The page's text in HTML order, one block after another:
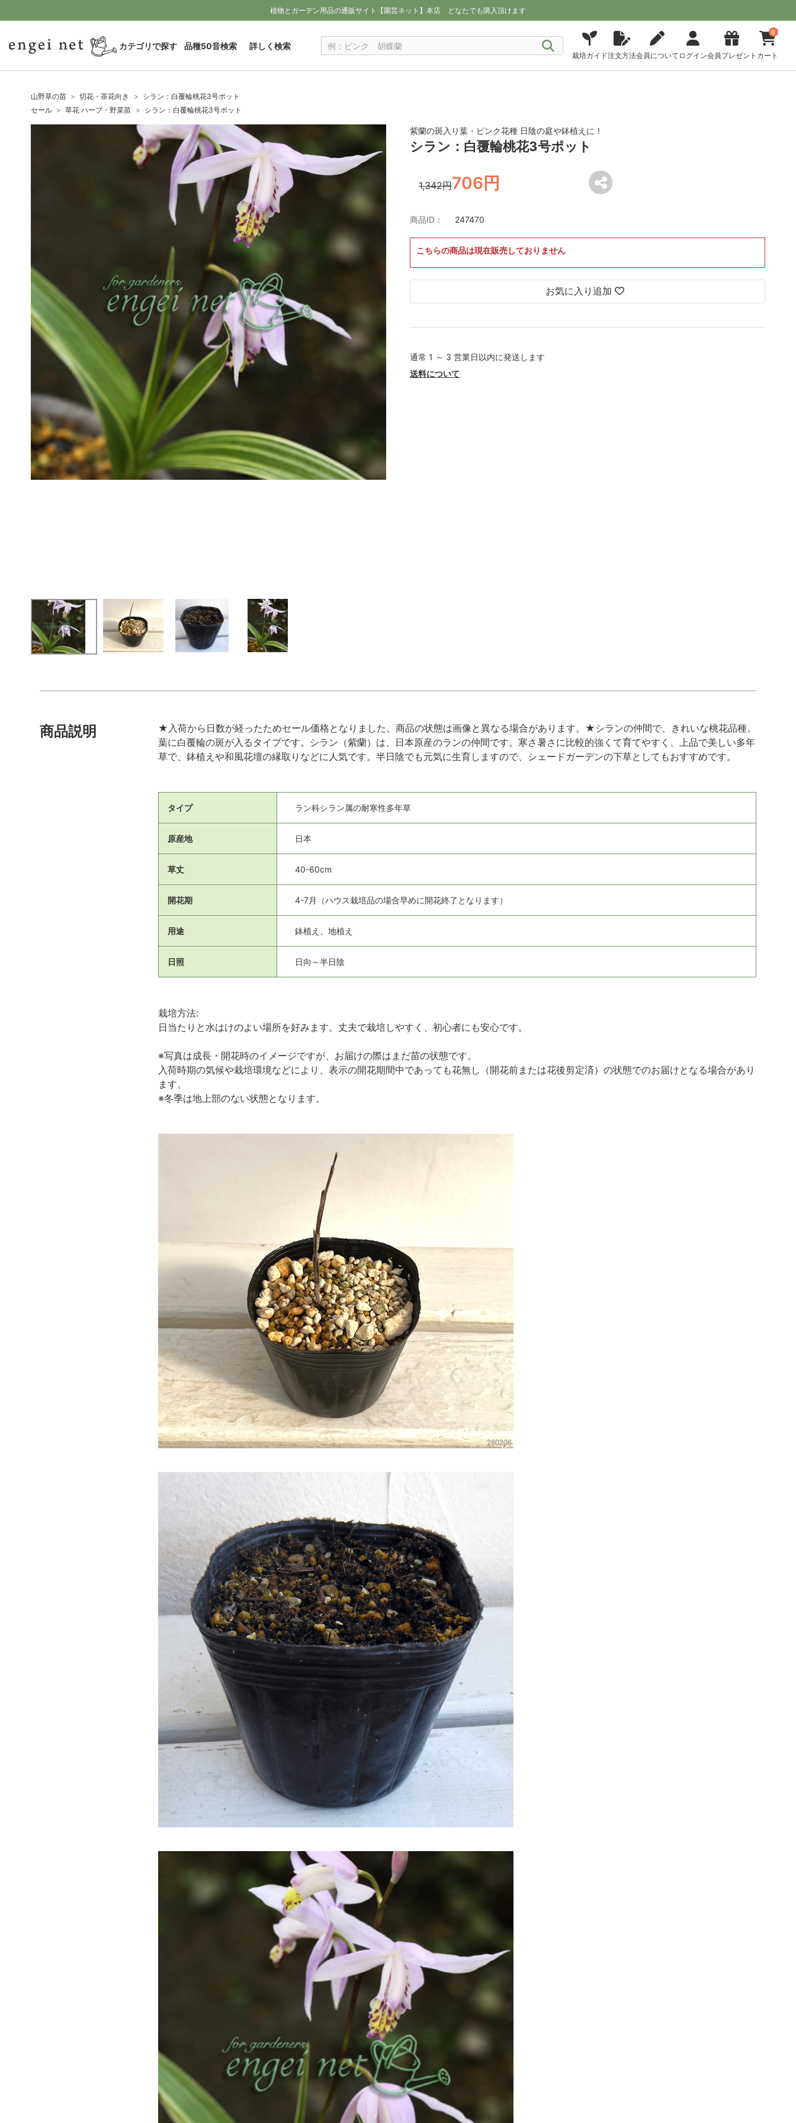
植物とガーデン用品の通販サイト【園芸ネット】本店 どなたでも購入頂けます
カテゴリで探す 品種50音検索 詳しく検索
栽培ガイド注文方法会員について ログイン会員プレゼント
0
カート
山野草の苗 切花・茶花向き
シラン：白覆輪桃花3号ポット
セール
草花 ハーブ・野菜苗 シラン：白覆輪桃花3号ポット
紫蘭の斑入り葉・ピンク花種 日陰の庭や鉢植えに！
シラン：白覆輪桃花3号ポット
1,342円706円
商品ID： 247470
こちらの商品は現在販売しておりません
お気に入り追加
通常 1 ～ 3 営業日以内に発送します
送料について
商品説明
★入荷から日数が経ったためセール価格となりました。商品の状態は画像と異なる場合があります。★シランの仲間で、きれいな桃花品種。
葉に白覆輪の斑が入るタイプです。シラン（紫蘭）は、日本原産のランの仲間です。寒さ暑さに比較的強くて育てやすく、上品で美しい多年
草で、鉢植えや和風花壇の縁取りなどに人気です。半日陰でも元気に生育しますので、シェードガーデンの下草としてもおすすめです。
タイプ ラン科シラン属の耐寒性多年草
原産地 日本
草丈 40-60cm
開花期 4-7月（ハウス栽培品の場合早めに開花終了となります）
用途 鉢植え、地植え
日照 日向～半日陰
栽培方法:
日当たりと水はけのよい場所を好みます。丈夫で栽培しやすく、初心者にも安心です。
※写真は成長・開花時のイメージですが、お届けの際はまだ苗の状態です。
入荷時期の気候や栽培環境などにより、表示の開花期間中であっても花無し（開花前または花後剪定済）の状態でのお届けとなる場合があり
ます。
※冬季は地上部のない状態となります。